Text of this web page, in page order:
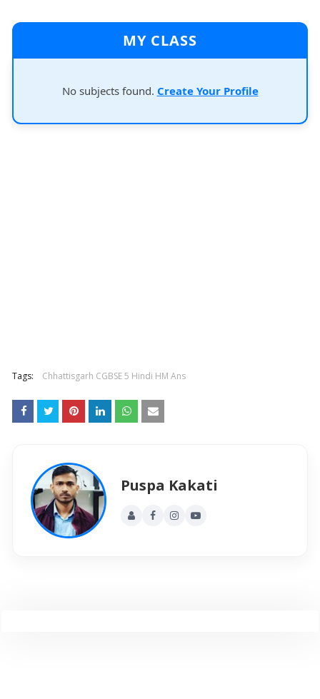
MY CLASS
No subjects found. Create Your Profile
Tags: Chhattisgarh CGBSE 5 Hindi HM Ans
Puspa Kakati